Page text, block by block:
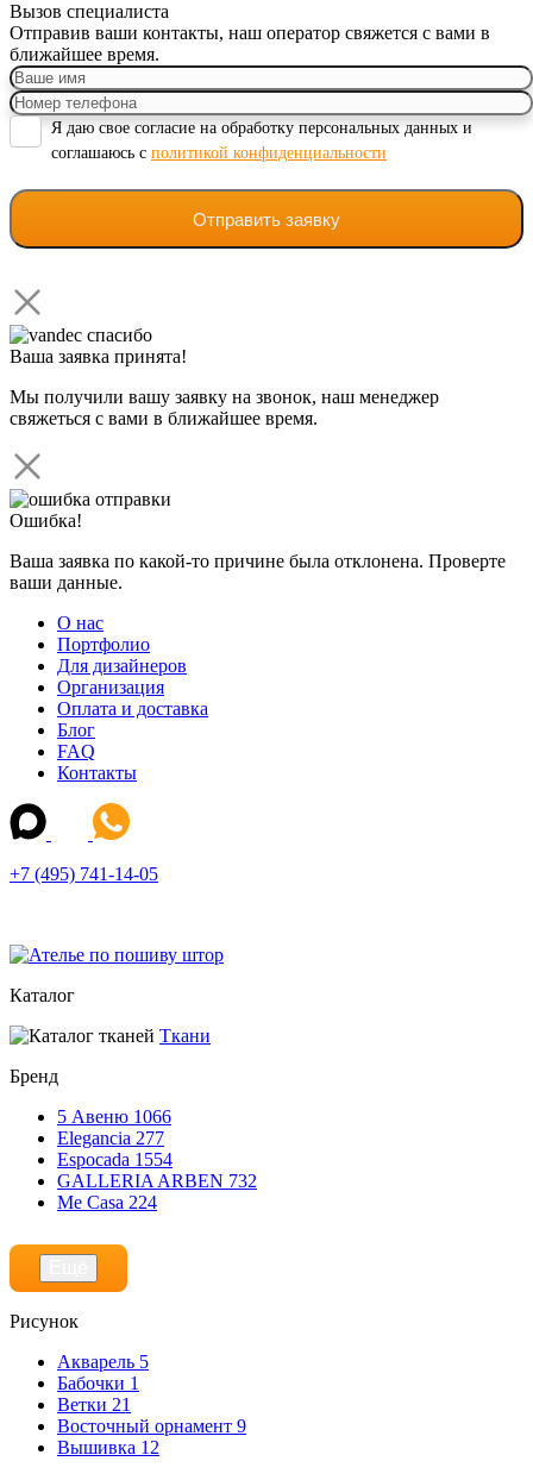
Вызов специалиста
Отправив ваши контакты, наш оператор свяжется с вами в
ближайшее время.
Я даю свое согласие на обработку персональных данных и
соглашаюсь с политикой конфиденциальности
Ваша заявка принята!
Мы получили вашу заявку на звонок, наш менеджер
свяжеться с вами в ближайшее время.
Ошибка!
Ваша заявка по какой-то причине была отклонена. Проверте
ваши данные.
О нас
Портфолио
Для дизайнеров
Организация
Оплата и доставка
Блог
FAQ
Контакты
+7 (495) 741-14-05
Каталог
Ткани
Бренд
5 Авеню 1066
Elegancia 277
Espocada 1554
GALLERIA ARBEN 732
Me Casa 224
Рисунок
Акварель 5
Бабочки 1
Ветки 21
Восточный орнамент 9
Вышивка 12